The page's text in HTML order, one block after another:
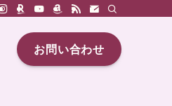
お問い合わせ